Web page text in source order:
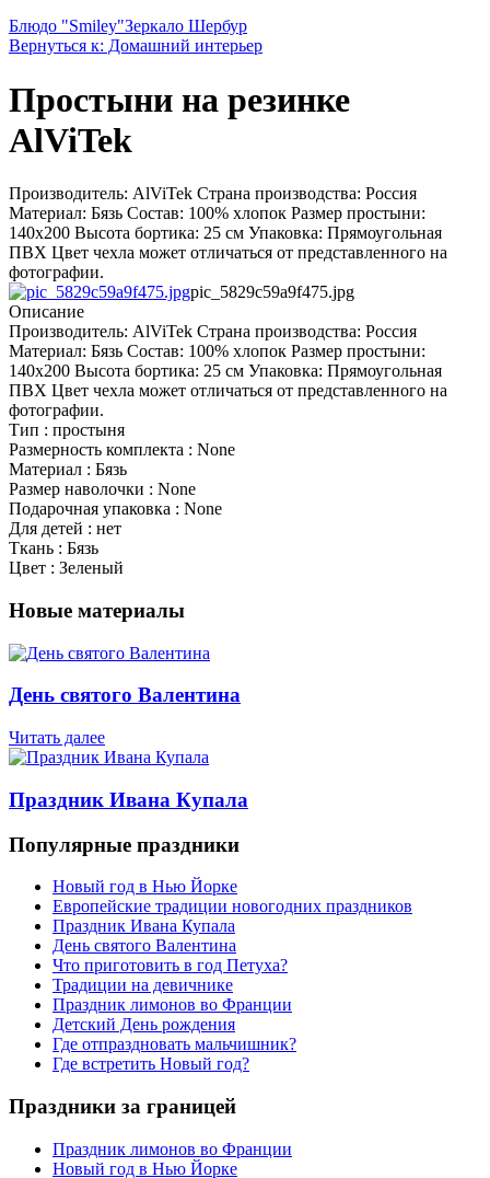
Блюдо "Smiley"Зеркало Шербур
Вернуться к: Домашний интерьер
Простыни на резинке
AlViTek
Производитель: AlViTek Страна производства: Россия
Материал: Бязь Состав: 100% хлопок Размер простыни:
140х200 Высота бортика: 25 см Упаковка: Прямоугольная
ПВХ Цвет чехла может отличаться от представленного на
фотографии.
pic_5829c59a9f475.jpg
Описание
Производитель: AlViTek Страна производства: Россия
Материал: Бязь Состав: 100% хлопок Размер простыни:
140х200 Высота бортика: 25 см Упаковка: Прямоугольная
ПВХ Цвет чехла может отличаться от представленного на
фотографии.
Тип : простыня
Размерность комплекта : None
Материал : Бязь
Размер наволочки : None
Подарочная упаковка : None
Для детей : нет
Ткань : Бязь
Цвет : Зеленый
Новые материалы
День святого Валентина
Читать далее
Праздник Ивана Купала
Популярные праздники
Новый год в Нью Йорке
Европейские традиции новогодних праздников
Праздник Ивана Купала
День святого Валентина
Что приготовить в год Петуха?
Традиции на девичнике
Праздник лимонов во Франции
Детский День рождения
Где отпраздновать мальчишник?
Где встретить Новый год?
Праздники за границей
Праздник лимонов во Франции
Новый год в Нью Йорке